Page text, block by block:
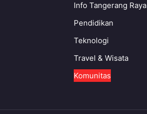
Info Tangerang Raya
Pendidikan
Teknologi
Travel & Wisata
Komunitas